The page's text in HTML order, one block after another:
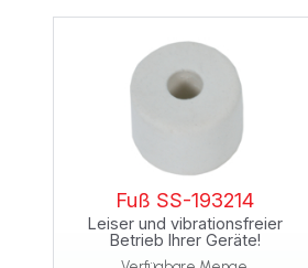
Fuß SS-193214
Leiser und vibrationsfreier
Betrieb Ihrer Geräte!